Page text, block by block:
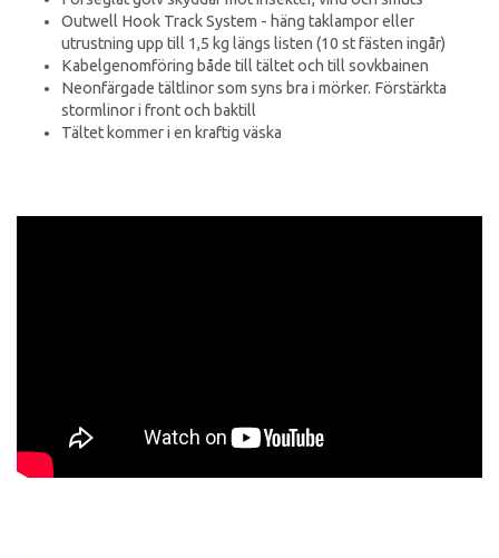
Outwell Hook Track System - häng taklampor eller
utrustning upp till 1,5 kg längs listen (10 st fästen ingår)
Kabelgenomföring både till tältet och till sovkbainen
Neonfärgade tältlinor som syns bra i mörker. Förstärkta
stormlinor i front och baktill
Tältet kommer i en kraftig väska